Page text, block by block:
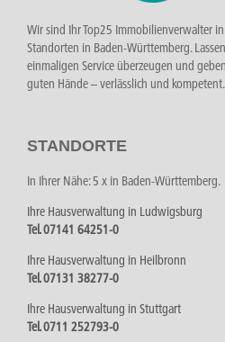
Wir sind Ihr Top25 Immobilienverwalter
Standorten in Baden-Württemberg.
einmaligen Service überzeugen und
guten Hände – verlässlich und kompetent.
STANDORTE
In Ihrer Nähe: 5 x in Baden-Württemberg.
Ihre Hausverwaltung in Ludwigsburg
Tel. 07141 64251-0
Ihre Hausverwaltung in Heilbronn
Tel. 07131 38277-0
Ihre Hausverwaltung in Stuttgart
Tel. 0711 252793-0